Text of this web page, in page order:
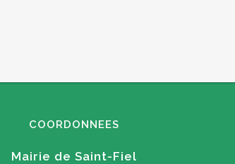
COORDONNEES
Mairie de Saint-Fiel